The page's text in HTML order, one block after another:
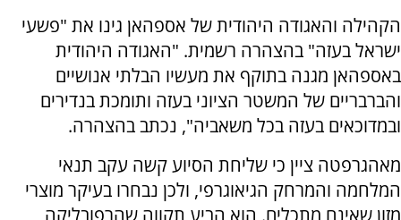
הקהילה והאגודה היהודית של אספהאן גינו את "פשעי
ישראל בעזה" בהצהרה רשמית. "האגודה היהודית
באספהאן מגנה בתוקף את מעשיו הבלתי אנושיים
והברבריים של המשטר הציוני בעזה ותומכת בנדירים
ובמדוכאים בעזה בכל משאביה", נכתב בהצהרה.
מאהגרפטה ציין כי שליחת הסיוע קשה עקב תנאי
המלחמה והמרחק הגיאוגרפי, ולכן נבחרו בעיקר מוצרי